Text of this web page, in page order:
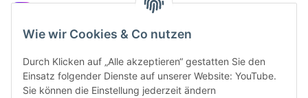
Wie wir Cookies & Co nutzen
Durch Klicken auf „Alle akzeptieren“ gestatten Sie den
Einsatz folgender Dienste auf unserer Website: YouTube.
Sie können die Einstellung jederzeit ändern
Vertrag widerrufen